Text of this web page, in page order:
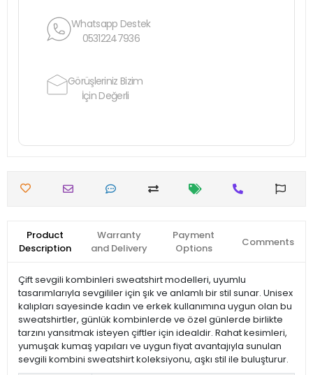
Whatsapp Destek
05312247936
Görüşleriniz Bizim
İçin Değerli
Product
Description
Warranty
and Delivery
Payment
Options
Comments
Çift sevgili kombinleri sweatshirt modelleri, uyumlu
tasarımlarıyla sevgililer için şık ve anlamlı bir stil sunar. Unisex
kalıpları sayesinde kadın ve erkek kullanımına uygun olan bu
sweatshirtler, günlük kombinlerde ve özel günlerde birlikte
tarzını yansıtmak isteyen çiftler için idealdir. Rahat kesimleri,
yumuşak kumaş yapıları ve uygun fiyat avantajıyla sunulan
sevgili kombini sweatshirt koleksiyonu, aşkı stil ile buluşturur.